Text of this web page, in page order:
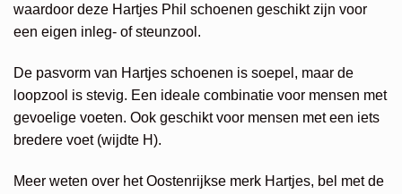
waardoor deze Hartjes Phil schoenen geschikt zijn voor
een eigen inleg- of steunzool.
De pasvorm van Hartjes schoenen is soepel, maar de
loopzool is stevig. Een ideale combinatie voor mensen met
gevoelige voeten. Ook geschikt voor mensen met een iets
bredere voet (wijdte H).
Meer weten over het Oostenrijkse merk Hartjes, bel met de